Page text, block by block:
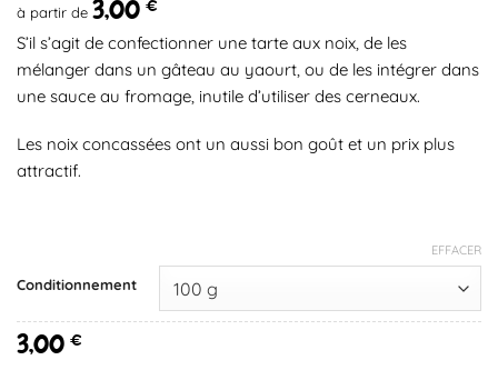
à partir de 3,00 €
S’il s’agit de confectionner une tarte aux noix, de les
mélanger dans un gâteau au yaourt, ou de les intégrer dans
une sauce au fromage, inutile d’utiliser des cerneaux.
Les noix concassées ont un aussi bon goût et un prix plus
attractif.
Conditionnement
EFFACER
3,00 €